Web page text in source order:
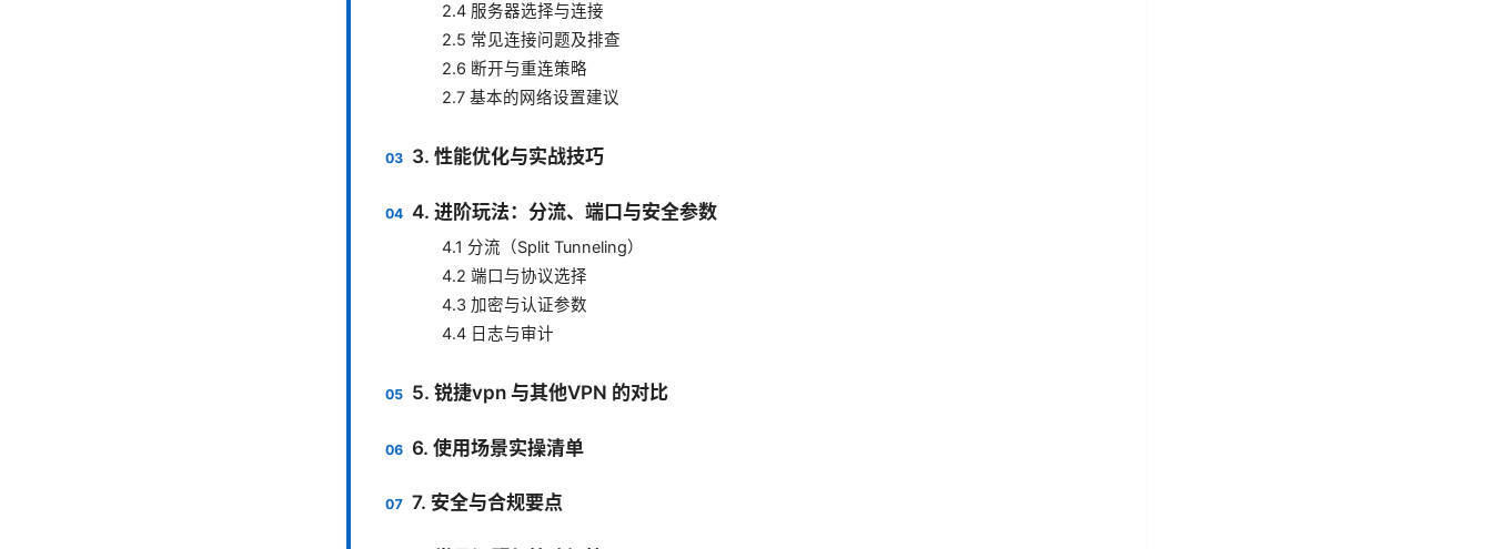
2.4 服务器选择与连接
2.5 常见连接问题及排查
2.6 断开与重连策略
2.7 基本的网络设置建议
3. 性能优化与实战技巧
4. 进阶玩法：分流、端口与安全参数
4.1 分流（Split Tunneling）
4.2 端口与协议选择
4.3 加密与认证参数
4.4 日志与审计
5. 锐捷vpn 与其他VPN 的对比
6. 使用场景实操清单
7. 安全与合规要点